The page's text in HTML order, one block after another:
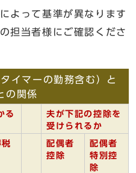
よって基準が異なります
担当者様にご確認くださ
イマーの勤務含む）と
の関係
る
夫が下記の控除を
受けられるか
配偶者
控除
配偶者
特別控
除